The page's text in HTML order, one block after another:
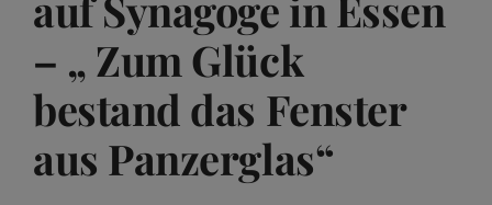
– „ Zum Glück
bestand das Fenster
aus Panzerglas“